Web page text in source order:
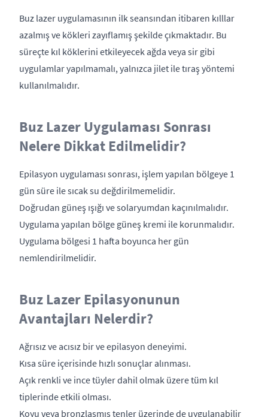
Buz lazer uygulamasının ilk seansından itibaren kılllar
azalmış ve kökleri zayıflamış şekilde çıkmaktadır. Bu
süreçte kıl köklerini etkileyecek ağda veya sir gibi
uygulamlar yapılmamalı, yalnızca jilet ile tıraş yöntemi
kullanılmalıdır.
Buz Lazer Uygulaması Sonrası
Nelere Dikkat Edilmelidir?
Epilasyon uygulaması sonrası, işlem yapılan bölgeye 1
gün süre ile sıcak su değdirilmemelidir.
Doğrudan güneş ışığı ve solaryumdan kaçınılmalıdır.
Uygulama yapılan bölge güneş kremi ile korunmalıdır.
Uygulama bölgesi 1 hafta boyunca her gün
nemlendirilmelidir.
Buz Lazer Epilasyonunun
Avantajları Nelerdir?
Ağrısız ve acısız bir ve epilasyon deneyimi.
Kısa süre içerisinde hızlı sonuçlar alınması.
Açık renkli ve ince tüyler dahil olmak üzere tüm kıl
tiplerinde etkili olması.
Koyu veya bronzlaşmış tenler üzerinde de uygulanabilir